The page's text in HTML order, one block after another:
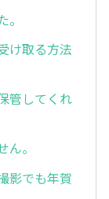
け取る方法
管してくれ
。
影でも年賀